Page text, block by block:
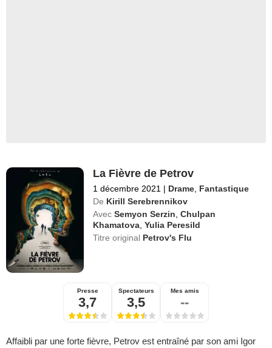
La Fièvre de Petrov
1 décembre 2021 | Drame, Fantastique
De Kirill Serebrennikov
Avec Semyon Serzin,Chulpan
Khamatova,Yulia Peresild
Titre original Petrov's Flu
Presse
3,7
Spectateurs
3,5
Mes amis
--
Affaibli par une forte fièvre, Petrov est entraîné par son ami Igor